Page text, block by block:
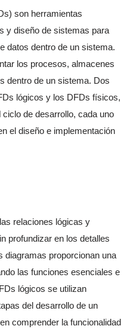
son herramientas
y diseño de sistemas para
datos dentro de un sistema.
los procesos, almacenes
dentro de un sistema. Dos
lógicos y los DFDs físicos,
de desarrollo, cada uno
el diseño e implementación
relaciones lógicas y
profundizar en los detalles
diagramas proporcionan una
las funciones esenciales e
lógicos se utilizan
del desarrollo de un
comprender la funcionalidad